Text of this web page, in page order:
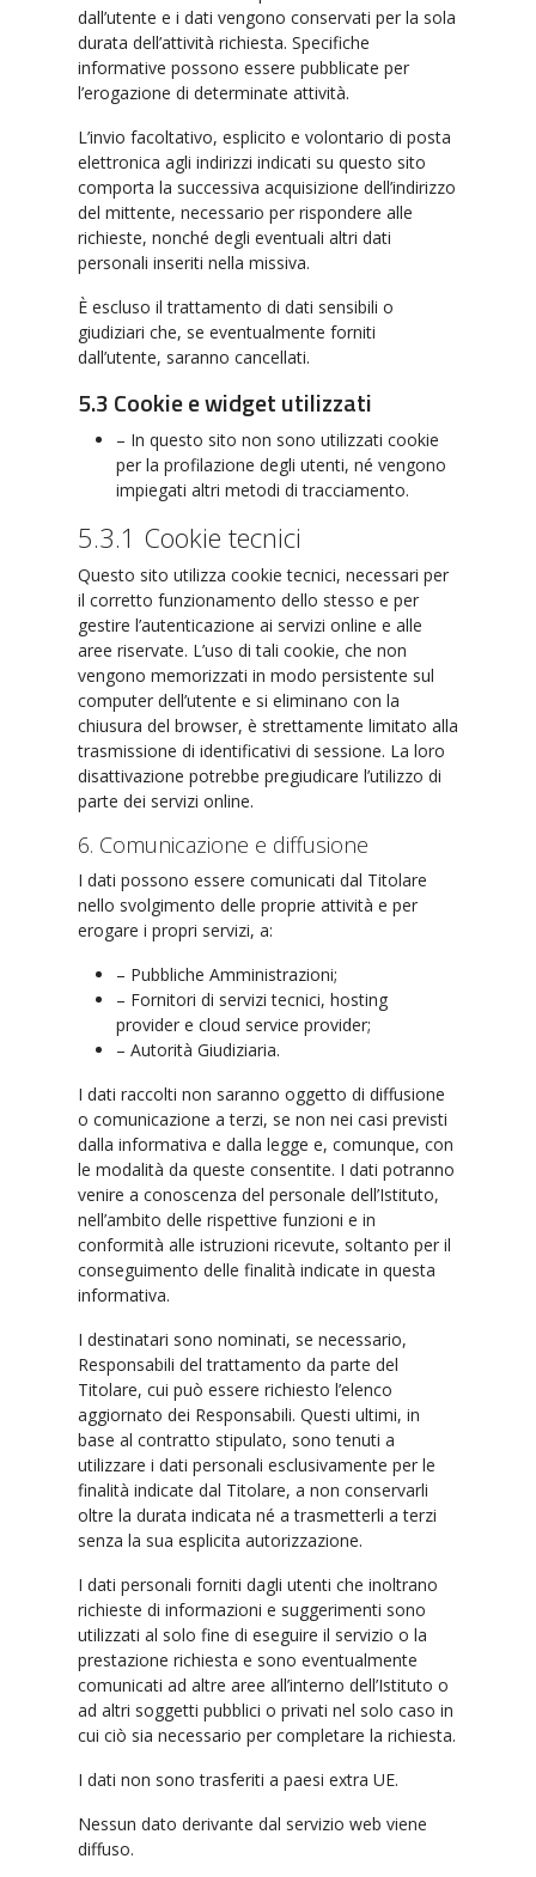
dall’utente e i dati vengono conservati per la sola
durata dell’attività richiesta. Specifiche
informative possono essere pubblicate per
l’erogazione di determinate attività.
L’invio facoltativo, esplicito e volontario di posta
elettronica agli indirizzi indicati su questo sito
comporta la successiva acquisizione dell’indirizzo
del mittente, necessario per rispondere alle
richieste, nonché degli eventuali altri dati
personali inseriti nella missiva.
È escluso il trattamento di dati sensibili o
giudiziari che, se eventualmente forniti
dall’utente, saranno cancellati.
5.3 Cookie e widget utilizzati
– In questo sito non sono utilizzati cookie
per la profilazione degli utenti, né vengono
impiegati altri metodi di tracciamento.
5.3.1 Cookie tecnici
Questo sito utilizza cookie tecnici, necessari per
il corretto funzionamento dello stesso e per
gestire l’autenticazione ai servizi online e alle
aree riservate. L’uso di tali cookie, che non
vengono memorizzati in modo persistente sul
computer dell’utente e si eliminano con la
chiusura del browser, è strettamente limitato alla
trasmissione di identificativi di sessione. La loro
disattivazione potrebbe pregiudicare l’utilizzo di
parte dei servizi online.
6. Comunicazione e diffusione
I dati possono essere comunicati dal Titolare
nello svolgimento delle proprie attività e per
erogare i propri servizi, a:
– Pubbliche Amministrazioni;
– Fornitori di servizi tecnici, hosting
provider e cloud service provider;
– Autorità Giudiziaria.
I dati raccolti non saranno oggetto di diffusione
o comunicazione a terzi, se non nei casi previsti
dalla informativa e dalla legge e, comunque, con
le modalità da queste consentite. I dati potranno
venire a conoscenza del personale dell’Istituto,
nell’ambito delle rispettive funzioni e in
conformità alle istruzioni ricevute, soltanto per il
conseguimento delle finalità indicate in questa
informativa.
I destinatari sono nominati, se necessario,
Responsabili del trattamento da parte del
Titolare, cui può essere richiesto l’elenco
aggiornato dei Responsabili. Questi ultimi, in
base al contratto stipulato, sono tenuti a
utilizzare i dati personali esclusivamente per le
finalità indicate dal Titolare, a non conservarli
oltre la durata indicata né a trasmetterli a terzi
senza la sua esplicita autorizzazione.
I dati personali forniti dagli utenti che inoltrano
richieste di informazioni e suggerimenti sono
utilizzati al solo fine di eseguire il servizio o la
prestazione richiesta e sono eventualmente
comunicati ad altre aree all’interno dell’Istituto o
ad altri soggetti pubblici o privati nel solo caso in
cui ciò sia necessario per completare la richiesta.
I dati non sono trasferiti a paesi extra UE.
Nessun dato derivante dal servizio web viene
diffuso.